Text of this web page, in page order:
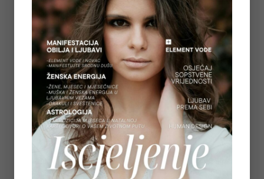
SNOVI
July 6, 2026
TAROT PORUKE ZA SVE ZNAKOVE ZODIJAKA –
LJETO 2026.
on June 25, 2026
KAKO OTPUSTITI POTREBU ZA KONTROLOM I